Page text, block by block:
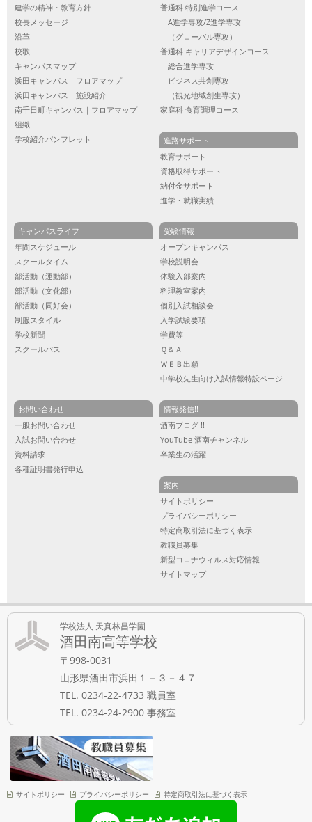
建学の精神・教育方針
校長メッセージ
沿革
校歌
キャンパスマップ
浜田キャンパス｜フロアマップ
浜田キャンパス｜施設紹介
南千日町キャンパス｜フロアマップ
組織
学校紹介パンフレット
普通科 特別進学コース
A進学専攻/Z進学専攻
（グローバル専攻）
普通科 キャリアデザインコース
総合進学専攻
ビジネス共創専攻
（観光地域創生専攻）
家庭科 食育調理コース
進路サポート
教育サポート
資格取得サポート
納付金サポート
進学・就職実績
キャンパスライフ
年間スケジュール
スクールタイム
部活動（運動部）
部活動（文化部）
部活動（同好会）
制服スタイル
学校新聞
スクールバス
受験情報
オープンキャンパス
学校説明会
体験入部案内
料理教室案内
個別入試相談会
入学試験要項
学費等
Ｑ＆Ａ
ＷＥＢ出願
中学校先生向け入試情報特設ページ
お問い合わせ
一般お問い合わせ
入試お問い合わせ
資料請求
各種証明書発行申込
情報発信!!
酒南ブログ !!
YouTube 酒南チャンネル
卒業生の活躍
案内
サイトポリシー
プライバシーポリシー
特定商取引法に基づく表示
教職員募集
新型コロナウィルス対応情報
サイトマップ
学校法人 天真林昌学園
酒田南高等学校
〒998-0031
山形県酒田市浜田１－３－４７
TEL. 0234-22-4733 職員室
TEL. 0234-24-2900 事務室
サイトポリシー プライバシーポリシー 特定商取引法に基づく表示